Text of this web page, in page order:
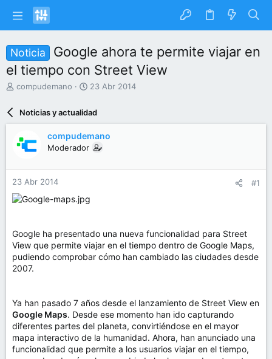
Noticia
Google ahora te permite viajar en
el tiempo con Street View
I
a
r
d
e
l
m
a
compudemano
F
h
d
e
n
i
23 Abr 2014
Noticias y actualidad
compudemano
Moderador
23 Abr 2014 #1
Google ha presentado una nueva funcionalidad para Street
View que permite viajar en el tiempo dentro de Google Maps,
pudiendo comprobar cómo han cambiado las ciudades desde
2007.
Ya han pasado 7 años desde el lanzamiento de Street View en
Google Maps. Desde ese momento han ido capturando
diferentes partes del planeta, convirtiéndose en el mayor
mapa interactivo de la humanidad. Ahora, han anunciado una
funcionalidad que permite a los usuarios viajar en el tiempo,